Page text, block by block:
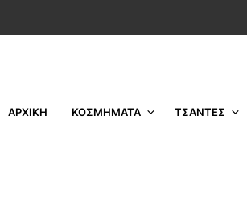
ΑΡΧΙΚΗ ΚΟΣΜΗΜΑΤΑ ΤΣΑΝΤΕΣ